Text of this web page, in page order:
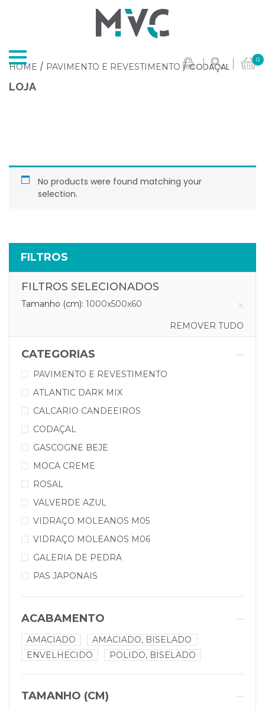
0
HOME / PAVIMENTO E REVESTIMENTO / CODAÇAL
LOJA
FILTROS
FILTROS SELECIONADOS
Tamanho (cm): 1000x500x60
REMOVER TUDO
CATEGORIAS
PAVIMENTO E REVESTIMENTO
ATLANTIC DARK MIX
CALCARIO CANDEEIROS
CODAÇAL
GASCOGNE BEJE
MOCA CREME
ROSAL
VALVERDE AZUL
VIDRAÇO MOLEANOS M05
VIDRAÇO MOLEANOS M06
GALERIA DE PEDRA
PAS JAPONAIS
ACABAMENTO
AMACIADO
AMACIADO, BISELADO
ENVELHECIDO
POLIDO, BISELADO
TAMANHO (CM)
No products were found matching your
selection.